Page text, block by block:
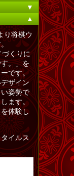
▼
▲
り将棋ウ
づくりに
。」を
です。
ザイン
姿勢で
ます。
体験し
イルス